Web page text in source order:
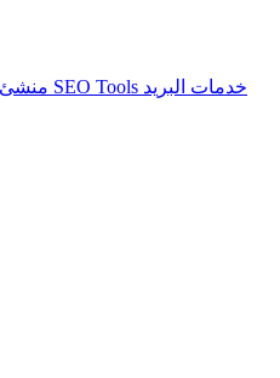
SEO Tools خدمات البريد